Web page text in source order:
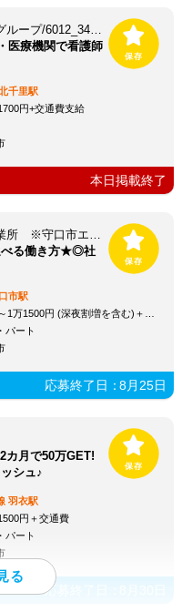
株式会社ツクイスタッフ 関西１グループ/6012_345419
医療機関で看護師
千里駅
円+交通費支給
本日掲載終了
東京ビルアート株式会社 高槻営業所 ※守口市エリア
べる働き方★◎社
市駅
1500円 (深夜割増を含む)＋交通費一部支給
パート
応募終了日：8月25日
カ月で50万GET!
シュ♪
羽衣駅
円＋交通費
パート
応募終了日：